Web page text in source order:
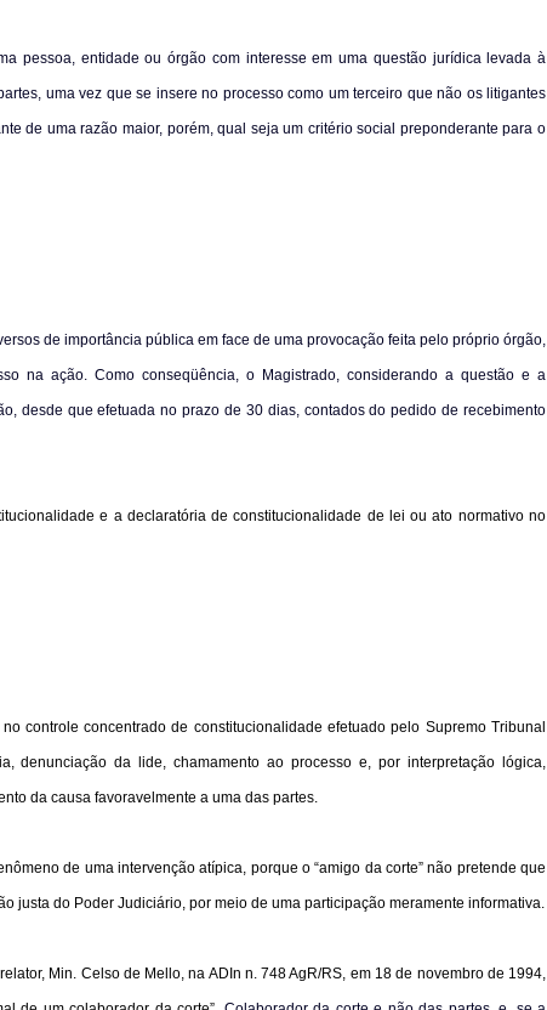
pessoa, entidade ou órgão com interesse em uma questão jurídica levada à
uma vez que se insere no processo como um terceiro que não os litigantes
de uma razão maior, porém, qual seja um critério social preponderante para o
de importância pública em face de uma provocação feita pelo próprio órgão,
na ação. Como conseqüência, o Magistrado, considerando a questão e a
desde que efetuada no prazo de 30 dias, contados do pedido de recebimento
e a declaratória de constitucionalidade de lei ou ato normativo no
no controle concentrado de constitucionalidade efetuado pelo Supremo Tribunal
denunciação da lide, chamamento ao processo e, por interpretação lógica,
da causa favoravelmente a uma das partes.
de uma intervenção atípica, porque o “amigo da corte” não pretende que
justa do Poder Judiciário, por meio de uma participação meramente informativa.
Min. Celso de Mello, na ADIn n. 748 AgR/RS, em 18 de novembro de 1994